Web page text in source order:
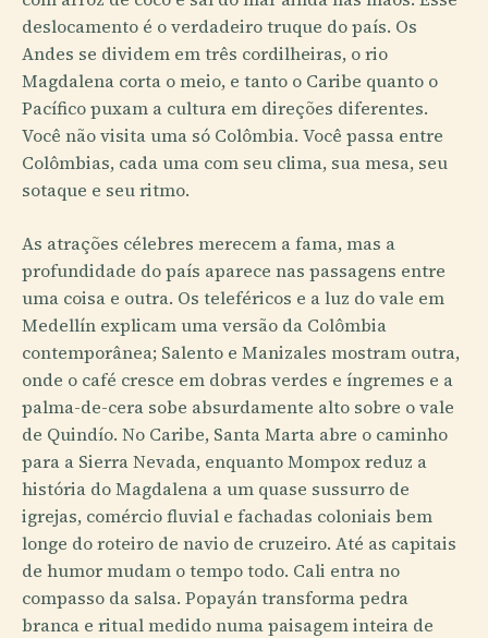
deslocamento é o verdadeiro truque do país. Os
Andes se dividem em três cordilheiras, o rio
Magdalena corta o meio, e tanto o Caribe quanto o
Pacífico puxam a cultura em direções diferentes.
Você não visita uma só Colômbia. Você passa entre
Colômbias, cada uma com seu clima, sua mesa, seu
sotaque e seu ritmo.
As atrações célebres merecem a fama, mas a
profundidade do país aparece nas passagens entre
uma coisa e outra. Os teleféricos e a luz do vale em
Medellín explicam uma versão da Colômbia
contemporânea; Salento e Manizales mostram outra,
onde o café cresce em dobras verdes e íngremes e a
palma-de-cera sobe absurdamente alto sobre o vale
de Quindío. No Caribe, Santa Marta abre o caminho
para a Sierra Nevada, enquanto Mompox reduz a
história do Magdalena a um quase sussurro de
igrejas, comércio fluvial e fachadas coloniais bem
longe do roteiro de navio de cruzeiro. Até as capitais
de humor mudam o tempo todo. Cali entra no
compasso da salsa. Popayán transforma pedra
branca e ritual medido numa paisagem inteira de